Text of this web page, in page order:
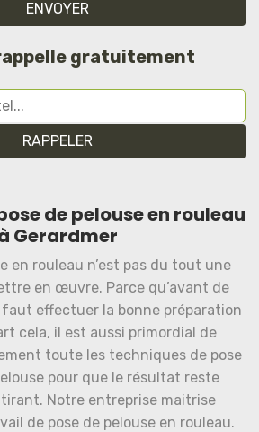
gratuitement
de pelouse en rouleau
Gerardmer
en rouleau n’est pas du tout une
en œuvre. Parce qu’avant de
effectuer la bonne préparation
cela, il est aussi primordial de
toute les techniques de pose
pour que le résultat reste
Notre entreprise maitrise
de pose de pelouse en rouleau.